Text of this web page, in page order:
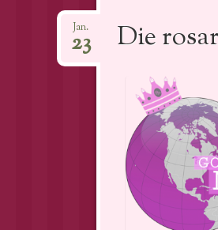
Die
Jan.
23